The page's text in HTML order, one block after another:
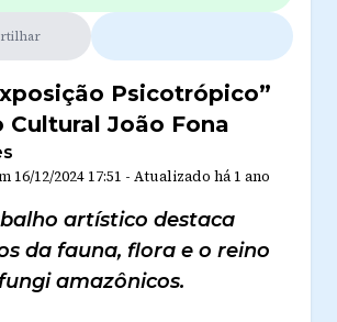
Psicotrópico”
Cultural João Fona
16/12/2024 17:51 - Atualizado há 1 ano
artístico destaca
da fauna, flora e o reino
amazônicos.